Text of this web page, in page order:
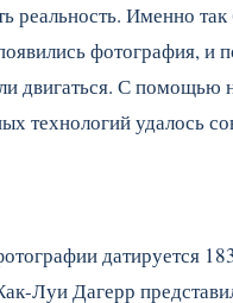
реальность. Именно
фотография, и
двигаться. С помощью
технологий удалось
датируется
Луи Дагерр